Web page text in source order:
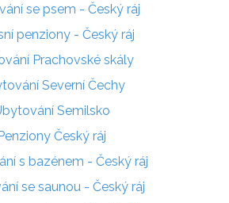
se psem - Český ráj
penziony - Český ráj
Prachovské skály
Severní Čechy
Semilsko
Český ráj
s bazénem - Český ráj
se saunou - Český ráj